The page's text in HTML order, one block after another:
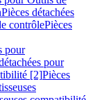
Pièces détachées
contrôlePièces
pour
pour
[2]Pièces